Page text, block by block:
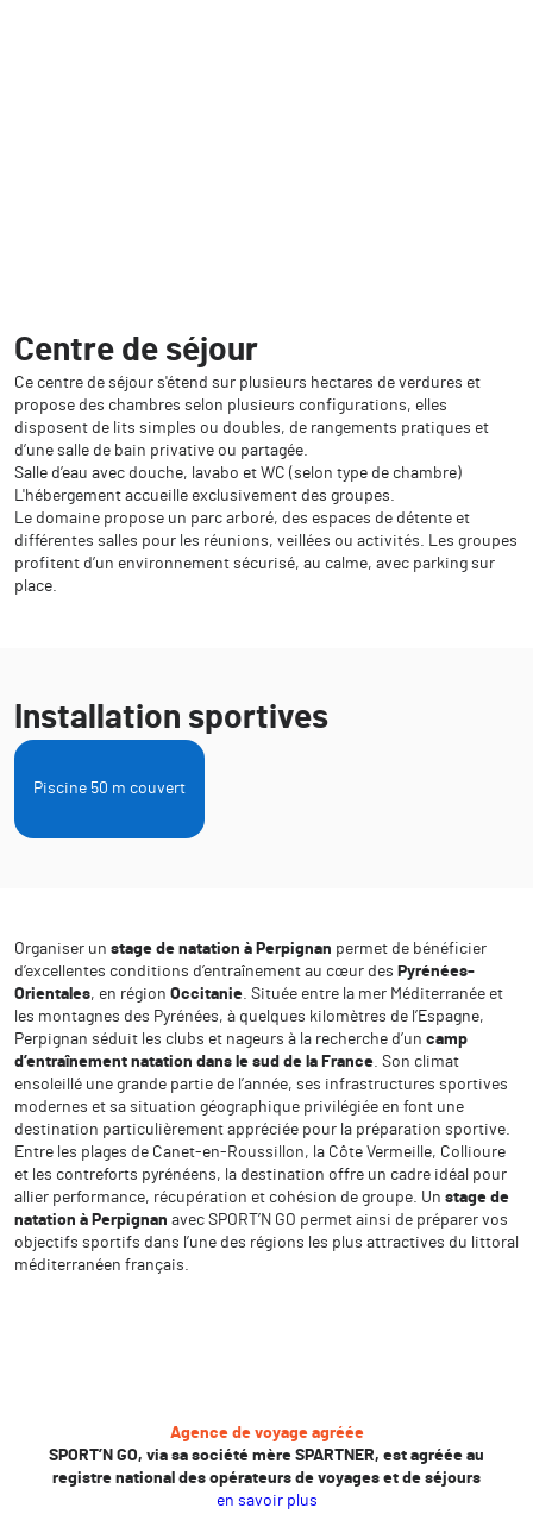
Centre de séjour
Ce centre de séjour s'étend sur plusieurs hectares de verdures et
propose des chambres selon plusieurs configurations, elles
disposent de lits simples ou doubles, de rangements pratiques et
d’une salle de bain privative ou partagée.
Salle d’eau avec douche, lavabo et WC (selon type de chambre)
L'hébergement accueille exclusivement des groupes.
Le domaine propose un parc arboré, des espaces de détente et
différentes salles pour les réunions, veillées ou activités. Les groupes
profitent d’un environnement sécurisé, au calme, avec parking sur
place.
Installation sportives
Piscine 50 m couvert
Organiser un stage de natation à Perpignan permet de bénéficier
d’excellentes conditions d’entraînement au cœur des Pyrénées-
Orientales, en région Occitanie. Située entre la mer Méditerranée et
les montagnes des Pyrénées, à quelques kilomètres de l’Espagne,
Perpignan séduit les clubs et nageurs à la recherche d’un camp
d’entraînement natation dans le sud de la France. Son climat
ensoleillé une grande partie de l’année, ses infrastructures sportives
modernes et sa situation géographique privilégiée en font une
destination particulièrement appréciée pour la préparation sportive.
Entre les plages de Canet-en-Roussillon, la Côte Vermeille, Collioure
et les contreforts pyrénéens, la destination offre un cadre idéal pour
allier performance, récupération et cohésion de groupe. Un stage de
natation à Perpignan avec SPORT’N GO permet ainsi de préparer vos
objectifs sportifs dans l’une des régions les plus attractives du littoral
méditerranéen français.
Agence de voyage agréée
SPORT’N GO, via sa société mère SPARTNER, est agréée au
registre national des opérateurs de voyages et de séjours
en savoir plus